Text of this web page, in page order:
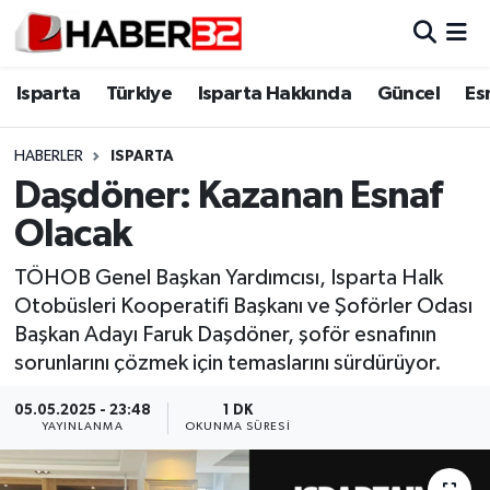
Isparta Türkiye Isparta Hakkında Güncel
HABERLER ISPARTA
Daşdöner: Kazanan Esnaf
Olacak
TÖHOB Genel Başkan Yardımcısı, Isparta Halk
Otobüsleri Kooperatifi Başkanı ve Şoförler Odası
Başkan Adayı Faruk Daşdöner, şoför esnafının
sorunlarını çözmek için temaslarını sürdürüyor.
05.05.2025 - 23:48
YAYINLANMA
1 DK
OKUNMA SÜRESI
Isparta
Esnaf Diyor ki;
ASAYİŞ
BİLİM VE TEKNOLOJİ
EĞİTİM
GENEL
Güncel
Isparta Nöbetçi Eczaneler
Isparta Trafik Yoğunluk Haritası
Süper Lig Puan Durumu ve Fikstür
Tüm Manşetler
Son Dakika Haberleri
Haber Arşivi